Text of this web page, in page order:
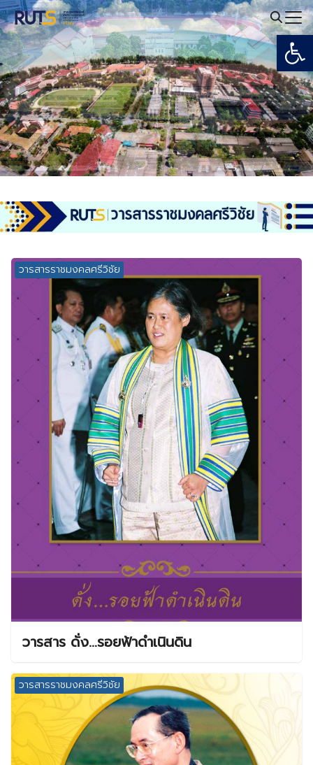
Skip
to
content
Search
for:
วารสารราชมงคลศรีวิชัย
วารสาร ดั่ง…รอยฟ้าดำเนินดิน
วารสารราชมงคลศรีวิชัย